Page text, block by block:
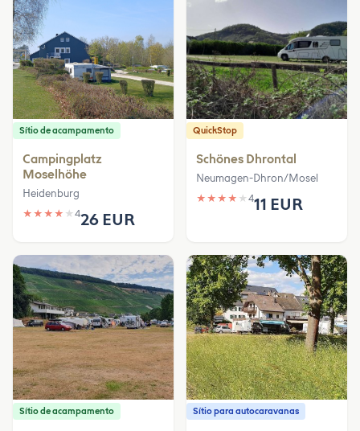
Sítio de acampamento
Campingplatz
Moselhöhe
Heidenburg
★ ★ ★ ★ ★ 426 EUR
QuickStop
Schönes Dhrontal
Neumagen-Dhron/Mosel
★ ★ ★ ★ ★ 411 EUR
Sítio de acampamento Sítio para autocaravanas